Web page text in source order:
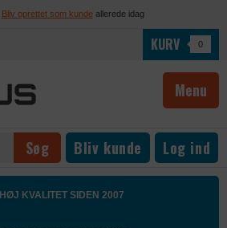
Bliv oprettet som kundeallerede idag
KURV 0
Menu
Bliv kunde Log ind
HØJ KVALITET SIDEN 2007